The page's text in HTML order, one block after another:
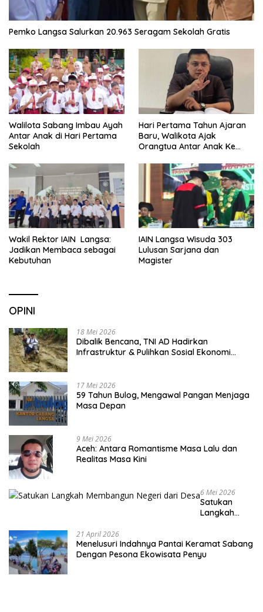
Pemko Langsa Salurkan 20.963 Seragam Sekolah Gratis
Walilota Sabang Imbau Ayah
Antar Anak di Hari Pertama
Sekolah
Hari Pertama Tahun Ajaran
Baru, Walikota Ajak
Orangtua Antar Anak Ke
Wakil Rektor IAIN Langsa:
Jadikan Membaca sebagai
Kebutuhan
IAIN Langsa Wisuda 303
Lulusan Sarjana dan
Magister
OPINI
18 Mei 2026
Dibalik Bencana, TNI AD Hadirkan
Infrastruktur & Pulihkan Sosial Ekonomi
17 Mei 2026
59 Tahun Bulog, Mengawal Pangan Menjaga
Masa Depan
9 Mei 2026
Aceh: Antara Romantisme Masa Lalu dan
Realitas Masa Kini
6 Mei 2026
Satukan
Langkah
Desa
21 April 2026
Menelusuri Indahnya Pantai Keramat Sabang
Dengan Pesona Ekowisata Penyu